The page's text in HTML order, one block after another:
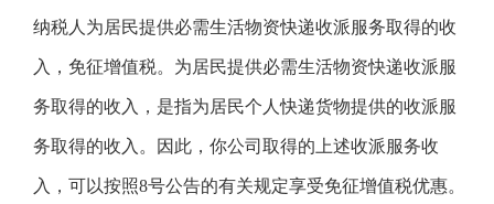
纳税人为居民提供必需生活物资快递收派服务取得的收
入，免征增值税。为居民提供必需生活物资快递收派服
务取得的收入，是指为居民个人快递货物提供的收派服
务取得的收入。因此，你公司取得的上述收派服务收
入，可以按照8号公告的有关规定享受免征增值税优惠。